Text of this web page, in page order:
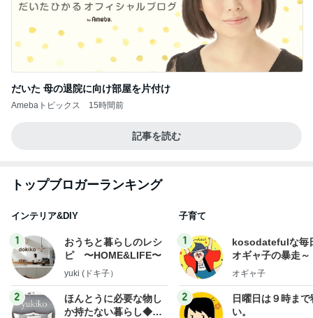
だいた 母の退院に向け部屋を片付け
Amebaトピックス 15時間前
記事を読む
トップブロガーランキング
インテリア&DIY
1
おうちと暮らしのレシ
ピ 〜HOME&LIFE〜
yuki (ドキ子）
2
ほんとうに必要な物し
か持たない暮らし◆Ke
子育て
1
kosodatefulな毎
オギャ子の暴走～
オギャ子
2
日曜日は９時まで
い。